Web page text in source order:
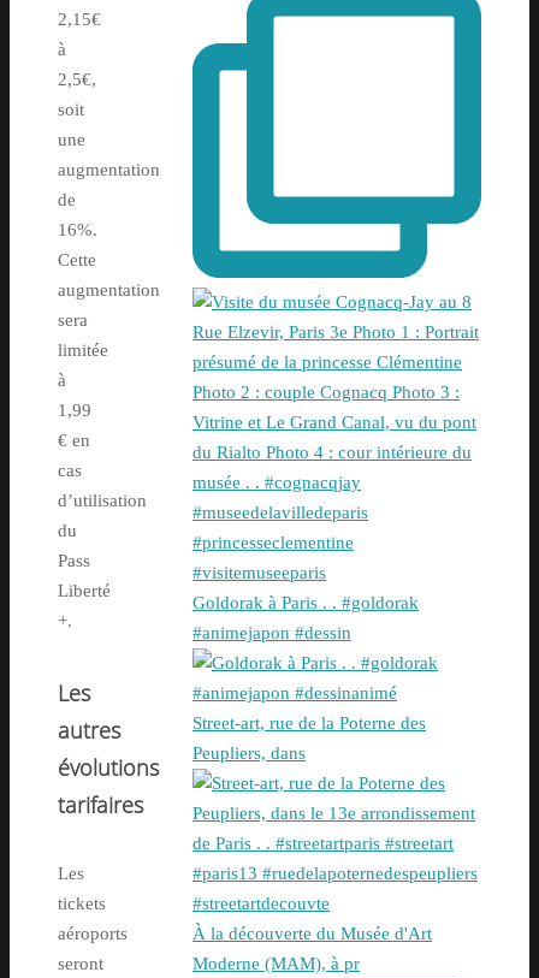
2,15€
à
2,5€,
soit
une
augmentation
de
16%.
Cette
augmentation
sera
limitée
à
1,99
€ en
cas
d’utilisation
du
Pass
Liberté
+.
Les
autres
évolutions
tarifaires
Les
tickets
aéroports
seront
Goldorak à Paris . . #goldorak
#animejapon #dessin
Street-art, rue de la Poterne des
Peupliers, dans
À la découverte du Musée d'Art
Moderne (MAM), à pr